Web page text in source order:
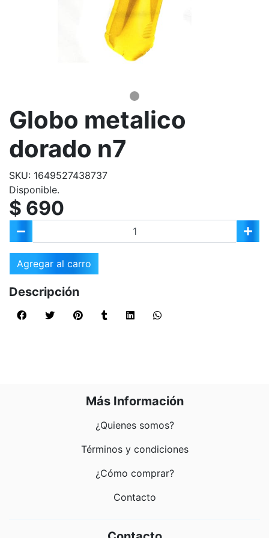
Globo metalico
dorado n7
SKU: 1649527438737
Disponible.
$ 690
Agregar al carro
Descripción
Más Información
¿Quienes somos?
Términos y condiciones
¿Cómo comprar?
Contacto